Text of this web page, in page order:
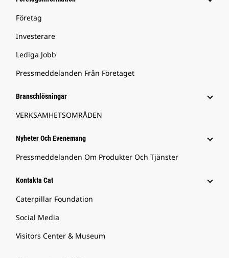
Företag
Investerare
Lediga Jobb
Pressmeddelanden Från Företaget
Branschlösningar
VERKSAMHETSOMRÅDEN
Nyheter Och Evenemang
Pressmeddelanden Om Produkter Och Tjänster
Kontakta Cat
Caterpillar Foundation
Social Media
Visitors Center & Museum